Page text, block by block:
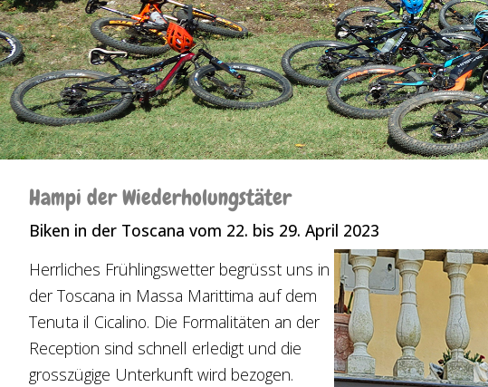
Hampi der Wiederholungstäter
Biken in der Toscana vom 22. bis 29. April 2023
Herrliches Frühlingswetter begrüsst uns in
der Toscana in Massa Marittima auf dem
Tenuta il Cicalino. Die Formalitäten an der
Reception sind schnell erledigt und die
grosszügige Unterkunft wird bezogen.